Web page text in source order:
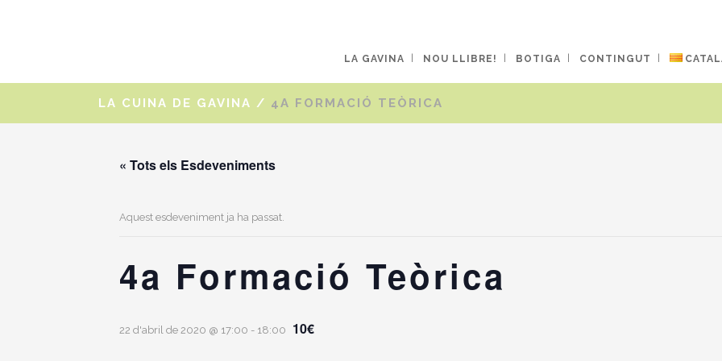
LA GAVINA NOU LLIBRE! BOTIGA CONTINGUT
LA CUINA DE GAVINA / 4A FORMACIÓ TEÒRICA
« Tots els Esdeveniments
Aquest esdeveniment ja ha passat.
4a Formació Teòrica
22 d'abril de 2020 @ 17:00 - 18:00 10€